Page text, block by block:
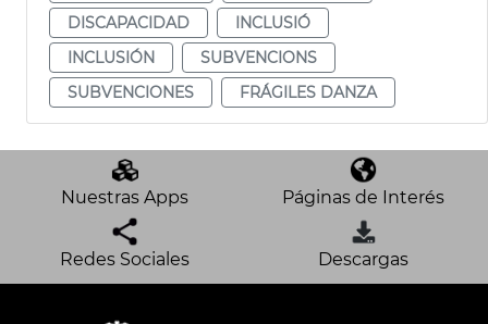
DISCAPACIDAD
INCLUSIÓ
INCLUSIÓN
SUBVENCIONS
SUBVENCIONES
FRÁGILES DANZA
Nuestras Apps Páginas de Interés
Redes Sociales Descargas